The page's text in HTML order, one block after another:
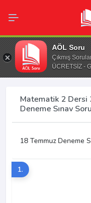
AÖL Soru
Çıkmış
ÜCRETSİZ -
Matematik 2 Dersi
Deneme Sınav
18 Temmuz Deneme
1.